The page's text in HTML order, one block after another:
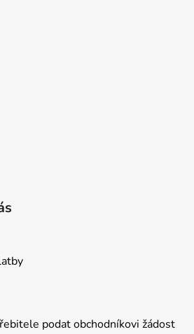
podat obchodníkovi žádost